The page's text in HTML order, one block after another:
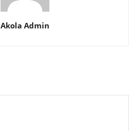
Akola Admin